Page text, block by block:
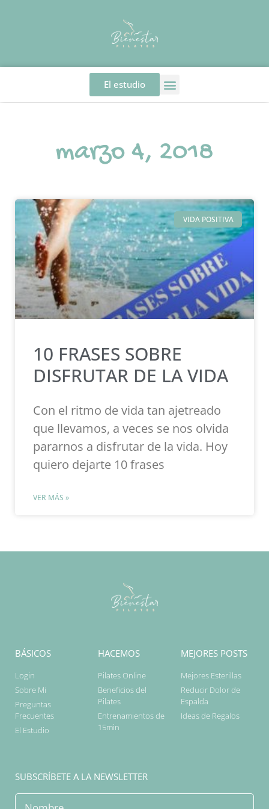
El estudio
marzo 4, 2018
VIDA POSITIVA
10 FRASES SOBRE
DISFRUTAR DE LA VIDA
Con el ritmo de vida tan ajetreado
que llevamos, a veces se nos olvida
pararnos a disfrutar de la vida. Hoy
quiero dejarte 10 frases
VER MÁS »
BÁSICOS
Login
Sobre Mi
Preguntas
Frecuentes
El Estudio
HACEMOS
Pilates Online
Beneficios del
Pilates
Entrenamientos de
15min
MEJORES POSTS
Mejores Esterillas
Reducir Dolor de
Espalda
Ideas de Regalos
SUBSCRÍBETE A LA NEWSLETTER